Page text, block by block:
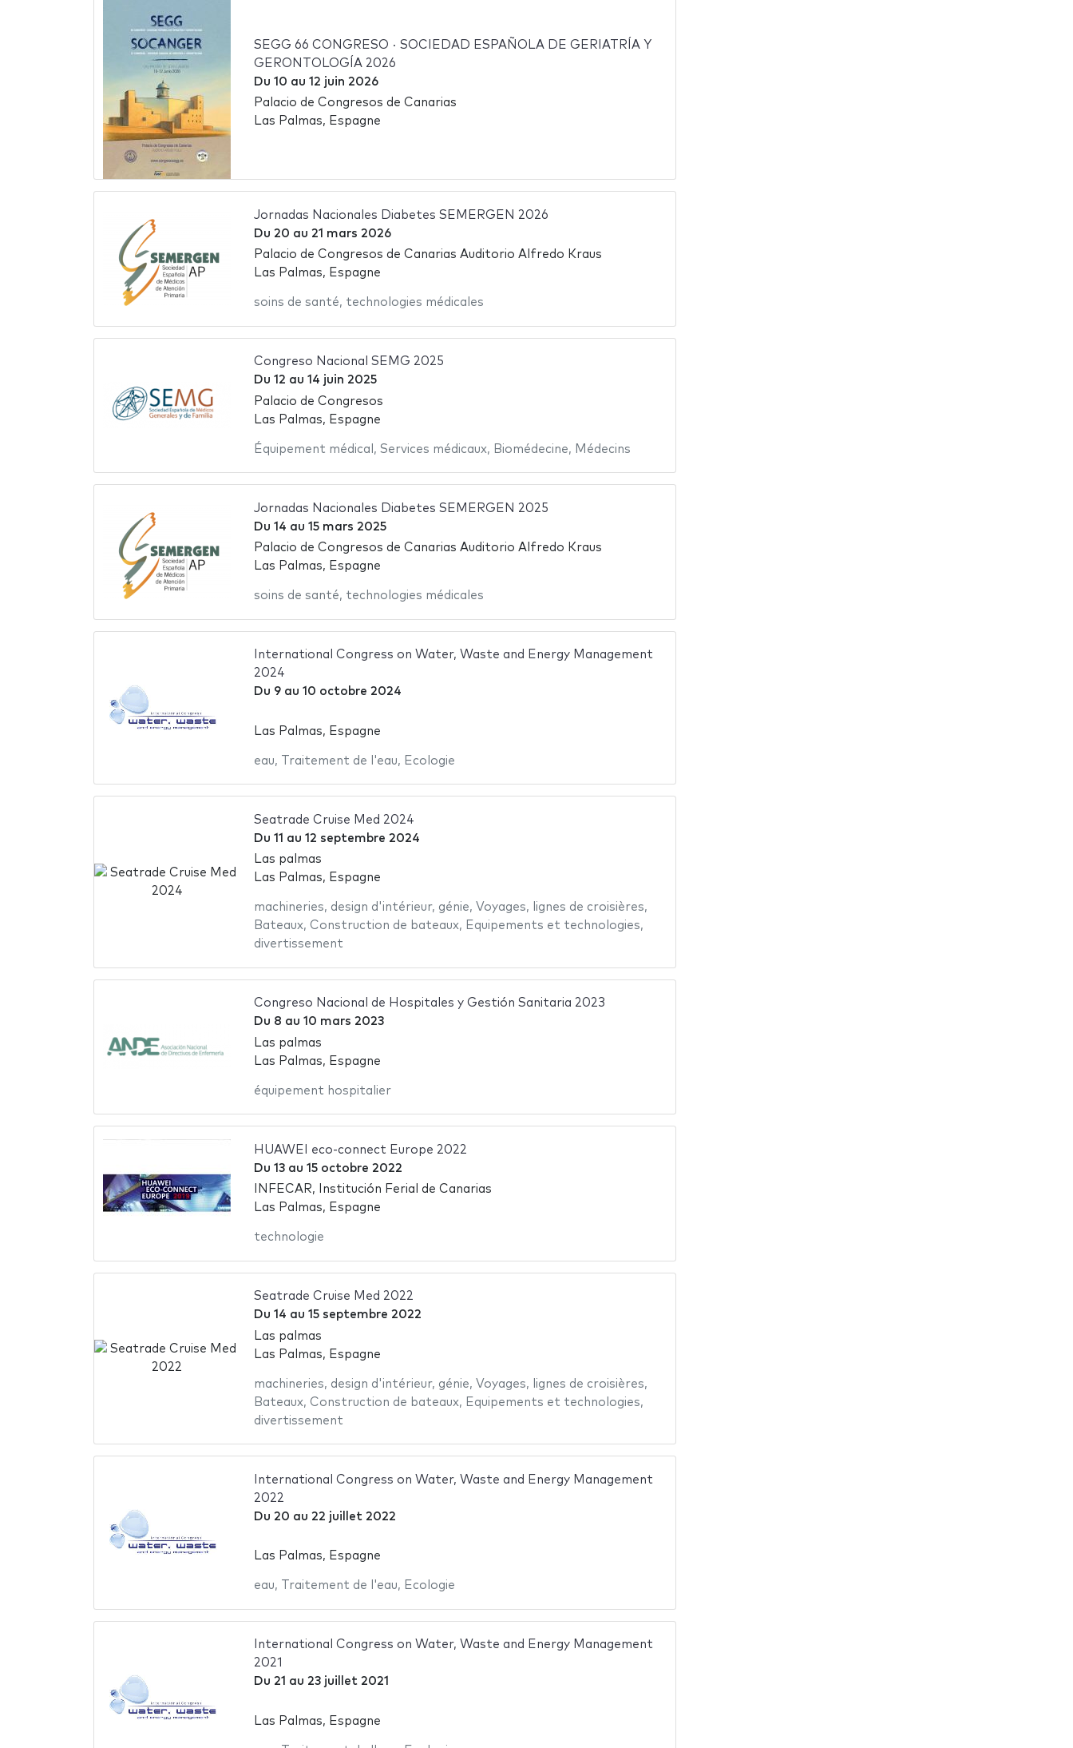
SEGG 66 CONGRESO · SOCIEDAD ESPAÑOLA DE GERIATRÍA Y
GERONTOLOGÍA 2026
Du 10 au 12 juin 2026
Palacio de Congresos de Canarias
Las Palmas, Espagne
Jornadas Nacionales Diabetes SEMERGEN 2026
Du 20 au 21 mars 2026
Palacio de Congresos de Canarias Auditorio Alfredo Kraus
Las Palmas, Espagne
soins de santé, technologies médicales
Congreso Nacional SEMG 2025
Du 12 au 14 juin 2025
Palacio de Congresos
Las Palmas, Espagne
Équipement médical , Services médicaux, Biomédecine, Médecins
Jornadas Nacionales Diabetes SEMERGEN 2025
Du 14 au 15 mars 2025
Palacio de Congresos de Canarias Auditorio Alfredo Kraus
Las Palmas, Espagne
soins de santé, technologies médicales
International Congress on Water, Waste and Energy Management
2024
Du 9au 10 octobre 2024
Las Palmas, Espagne
eau, Traitement de l'eau, Ecologie
Seatrade Cruise Med 2024
Du 11 au 12 septembre 2024
Las palmas
Las Palmas, Espagne
machineries, design d'intérieur, génie, Voyages, lignes de croisières,
Bateaux, Construction de bateaux, Equipements et technologies,
divertissement
Congreso Nacional de Hospitales y Gestión Sanitaria 2023
Du 8 au 10 mars 2023
Las palmas
Las Palmas, Espagne
équipement hospitalier
HUAWEI eco-connect Europe 2022
Du 13au 15 octobre 2022
INFECAR, Institución Ferial de Canarias
Las Palmas, Espagne
technologie
Seatrade Cruise Med 2022
Du 14 au 15 septembre 2022
Las palmas
Las Palmas, Espagne
machineries, design d'intérieur, génie, Voyages, lignes de croisières,
Bateaux, Construction de bateaux, Equipements et technologies,
divertissement
International Congress on Water, Waste and Energy Management
2022
Du 20 au 22 juillet 2022
Las Palmas, Espagne
eau, Traitement de l'eau, Ecologie
International Congress on Water, Waste and Energy Management
2021
Du 21 au 23 juillet 2021
Las Palmas, Espagne